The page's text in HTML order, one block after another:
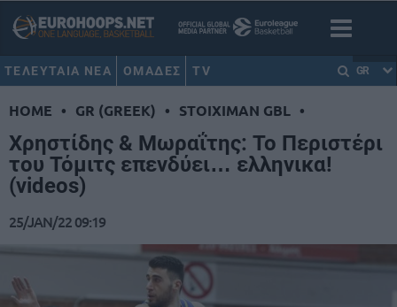
ΤΕΛΕΥΤΑΙΑ ΝΕΑ ΟΜΑΔΕΣ TV GR
HOME • GR (GREEK) • STOIXIMAN GBL •
Χρηστίδης & Μωραΐτης: Το Περιστέρι
του Τόμιτς επενδύει… ελληνικα!
(videos)
25/JAN/22 09:19